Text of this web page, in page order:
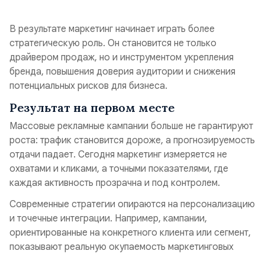
В результате маркетинг начинает играть более
стратегическую роль. Он становится не только
драйвером продаж, но и инструментом укрепления
бренда, повышения доверия аудитории и снижения
потенциальных рисков для бизнеса.
Результат на первом месте
Массовые рекламные кампании больше не гарантируют
роста: трафик становится дороже, а прогнозируемость
отдачи падает. Сегодня маркетинг измеряется не
охватами и кликами, а точными показателями, где
каждая активность прозрачна и под контролем.
Современные стратегии опираются на персонализацию
и точечные интеграции. Например, кампании,
ориентированные на конкретного клиента или сегмент,
показывают реальную окупаемость маркетинговых